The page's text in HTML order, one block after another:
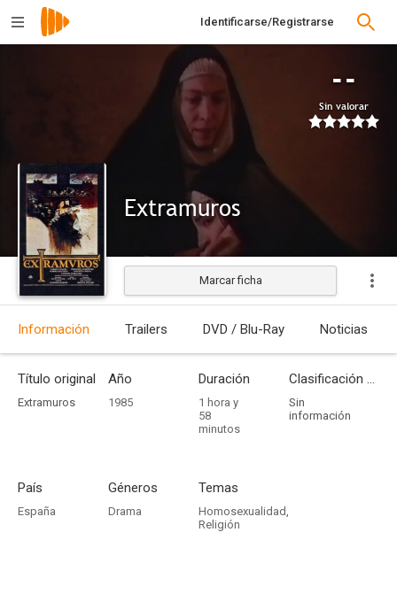
Identificarse/Registrarse
--
Sin valorar
Extramuros
Estrenada
Marcar ficha
Información Trailers DVD / Blu-Ray Noticias
Título original
Extramuros
Año
1985
Duración
1 hora y
58
minutos
Clasificación por edades
Sin
información
País
España
Géneros
Drama
Temas
Homosexualidad,
Religión